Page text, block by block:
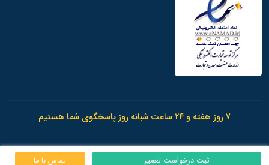
ثبت درخواست تعمیر تماس با ما
7 روز هفته و 24 ساعت شبانه روز پاسخگوی شما هستیم
می باشد.